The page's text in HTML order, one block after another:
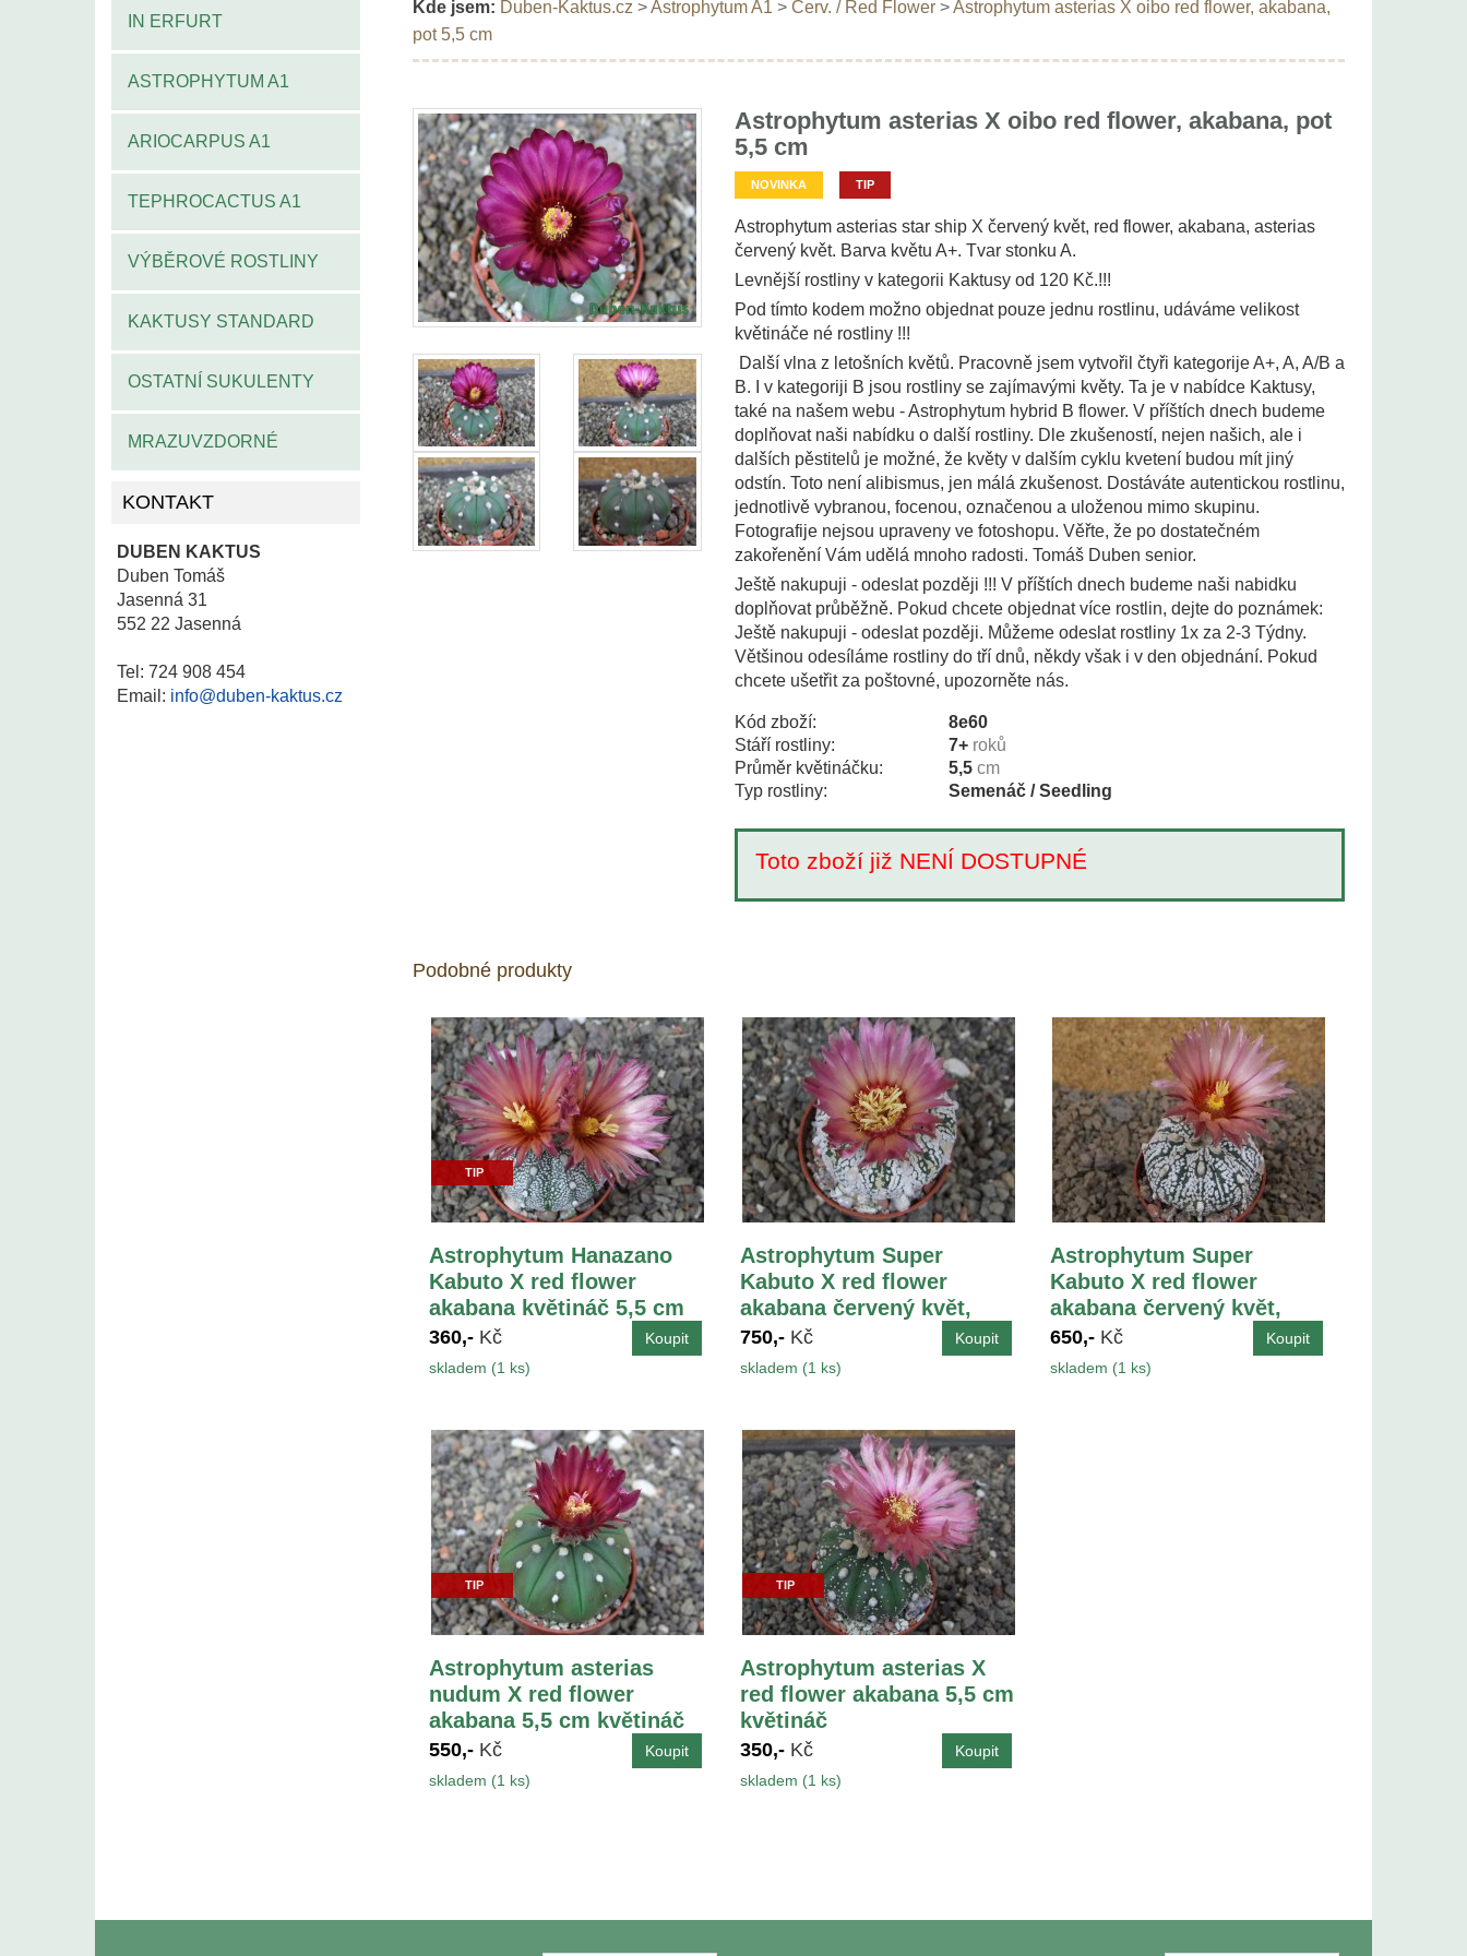
IN ERFURT
ASTROPHYTUM A1
ARIOCARPUS A1
TEPHROCACTUS A1
VÝBĚROVÉ ROSTLINY
KAKTUSY STANDARD
OSTATNÍ SUKULENTY
MRAZUVZDORNÉ
KONTAKT
DUBEN KAKTUS
Duben Tomáš
Jasenná 31
552 22 Jasenná
Tel: 724 908 454
Email: info@duben-kaktus.cz
Kde jsem: Duben-Kaktus.cz >Astrophytum A1 > Červ. / Red Flower>Astrophytum asterias X oibo red flower, akabana,
pot 5,5 cm
Astrophytum asterias X oibo red flower, akabana, pot
5,5 cm
NOVINKA TIP
Astrophytum asterias star ship X červený květ, red flower, akabana, asterias
červený květ. Barva květu A+. Tvar stonku A.
Levnější rostliny v kategorii Kaktusy od 120 Kč.!!!
Pod tímto kodem možno objednat pouze jednu rostlinu, udáváme velikost
květináče né rostliny !!!
Další vlna z letošních květů. Pracovně jsem vytvořil čtyři kategorije A+, A, A/B a
B. I v kategoriji B jsou rostliny se zajímavými květy. Ta je v nabídce Kaktusy,
také na našem webu - Astrophytum hybrid B flower. V příštích dnech budeme
doplňovat naši nabídku o další rostliny. Dle zkušeností, nejen našich, ale i
dalších pěstitelů je možné, že květy v dalším cyklu kvetení budou mít jiný
odstín. Toto není alibismus, jen málá zkušenost. Dostáváte autentickou rostlinu,
jednotlivě vybranou, focenou, označenou a uloženou mimo skupinu.
Fotografije nejsou upraveny ve fotoshopu. Věřte, že po dostatečném
zakořenění Vám udělá mnoho radosti. Tomáš Duben senior.
Ještě nakupuji - odeslat později !!! V příštích dnech budeme naši nabidku
doplňovat průběžně. Pokud chcete objednat více rostlin, dejte do poznámek:
Ještě nakupuji - odeslat později. Můžeme odeslat rostliny 1x za 2-3 Týdny.
Většinou odesíláme rostliny do tří dnů, někdy však i v den objednání. Pokud
chcete ušetřit za poštovné, upozorněte nás.
Kód zboží:
8e60
Stáří rostliny:
7+ roků
Průměr květináčku:
5,5 cm
Typ rostliny:
Semenáč / Seedling
Toto zboží již NENÍ DOSTUPNÉ
Podobné produkty
TIP
Astrophytum Hanazano
Kabuto X red flower
akabana květináč 5,5 cm
360,- Kč
skladem (1 ks)
Astrophytum Super
Kabuto X red flower
akabana červený květ,
květináč 5,5 cm
750,- Kč
skladem (1 ks)
Astrophytum Super
Kabuto X red flower
akabana červený květ,
květináč 5,5 cm
650,- Kč
skladem (1 ks)
TIP
Astrophytum asterias
nudum X red flower
akabana 5,5 cm květináč
550,- Kč
skladem (1 ks)
TIP
Astrophytum asterias X
red flower akabana 5,5 cm
květináč
350,- Kč
skladem (1 ks)